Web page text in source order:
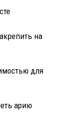
на
для
арию